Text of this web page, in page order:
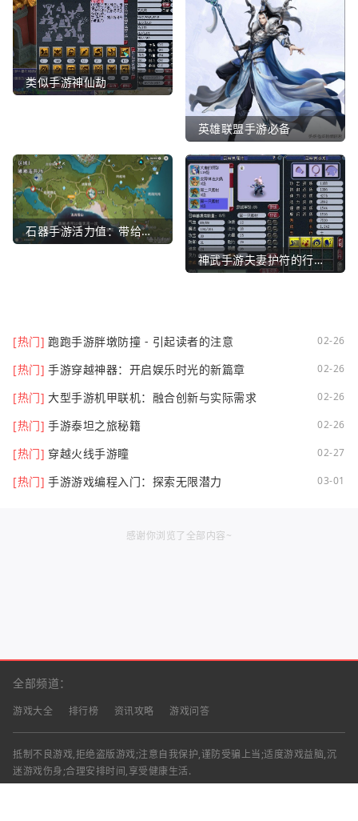
类似手游神仙劫
英雄联盟手游必备
石器手游活力值：带给你全新的游戏体验
神武手游夫妻护符的行业文章
[热门] 跑跑手游胖墩防撞 - 引起读者的注意 02-26
[热门] 手游穿越神器：开启娱乐时光的新篇章 02-26
[热门] 大型手游机甲联机：融合创新与实际需求 02-26
[热门] 手游泰坦之旅秘籍 02-26
[热门] 穿越火线手游瞳 02-27
[热门] 手游游戏编程入门：探索无限潜力 03-01
感谢你浏览了全部内容~
全部频道：
游戏大全 排行榜 资讯攻略 游戏问答
抵制不良游戏,拒绝盗版游戏;注意自我保护,谨防受骗上当;适度游戏益脑,沉
迷游戏伤身;合理安排时间,享受健康生活.